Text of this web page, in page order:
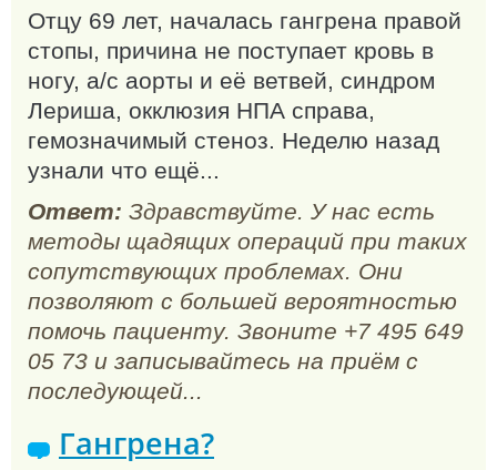
Отцу 69 лет, началась гангрена правой
стопы, причина не поступает кровь в
ногу, а/с аорты и её ветвей, синдром
Лериша, окклюзия НПА справа,
гемозначимый стеноз. Неделю назад
узнали что ещё...
Ответ: Здравствуйте. У нас есть
методы щадящих операций при таких
сопутствующих проблемах. Они
позволяют с большей вероятностью
помочь пациенту. Звоните +7 495 649
05 73 и записывайтесь на приём с
последующей...
Гангрена?